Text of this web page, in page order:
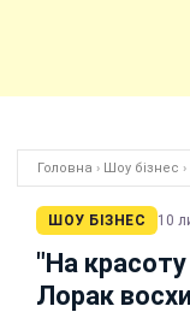
Головна › Шоу бізнес ›
ШОУ БІЗНЕС 10
"На
Лорак